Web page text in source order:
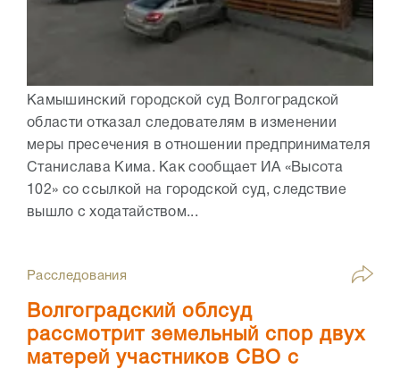
Камышинский городской суд Волгоградской
области отказал следователям в изменении
меры пресечения в отношении предпринимателя
Станислава Кима. Как сообщает ИА «Высота
102» со ссылкой на городской суд, следствие
вышло с ходатайством...
Расследования
Волгоградский облсуд
рассмотрит земельный спор двух
матерей участников СВО с